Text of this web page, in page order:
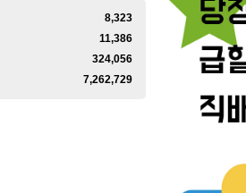
8,323
11,386
324,056
7,262,729